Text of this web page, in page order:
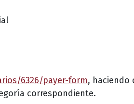
6326/payer-form, haciendo
correspondiente.